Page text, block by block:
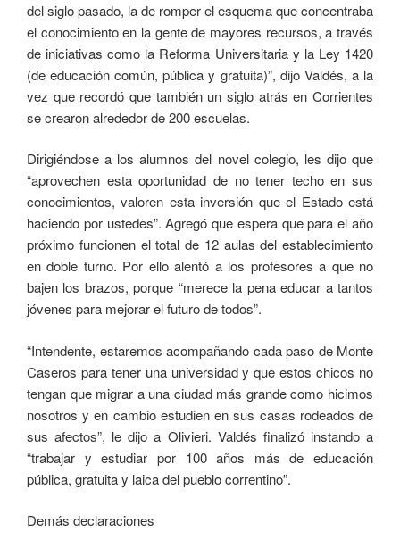
del siglo pasado, la de romper el esquema que concentraba
el conocimiento en la gente de mayores recursos, a través
de iniciativas como la Reforma Universitaria y la Ley 1420
(de educación común, pública y gratuita)”, dijo Valdés, a la
vez que recordó que también un siglo atrás en Corrientes
se crearon alrededor de 200 escuelas.
Dirigiéndose a los alumnos del novel colegio, les dijo que
“aprovechen esta oportunidad de no tener techo en sus
conocimientos, valoren esta inversión que el Estado está
haciendo por ustedes”. Agregó que espera que para el año
próximo funcionen el total de 12 aulas del establecimiento
en doble turno. Por ello alentó a los profesores a que no
bajen los brazos, porque “merece la pena educar a tantos
jóvenes para mejorar el futuro de todos”.
“Intendente, estaremos acompañando cada paso de Monte
Caseros para tener una universidad y que estos chicos no
tengan que migrar a una ciudad más grande como hicimos
nosotros y en cambio estudien en sus casas rodeados de
sus afectos”, le dijo a Olivieri. Valdés finalizó instando a
“trabajar y estudiar por 100 años más de educación
pública, gratuita y laica del pueblo correntino”.
Demás declaraciones